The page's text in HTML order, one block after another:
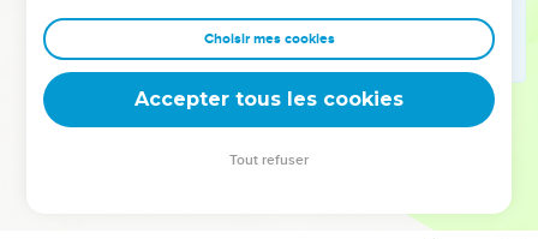
mais certainement tu mourras.
Il mourut donc, selon la parole de l'Eternel, qu'Elie avait
prononcée ; et Joram commença à régner en sa place, la
seconde année de Joram, fils de Josaphat, Roi de Juda,
Choisir mes cookies
Accepter tous les cookies
Tout refuser